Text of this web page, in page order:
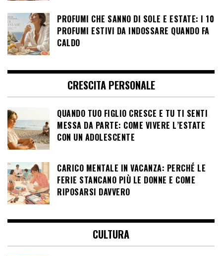
PROFUMI CHE SANNO DI SOLE E ESTATE: I 10
PROFUMI ESTIVI DA INDOSSARE QUANDO FA
CALDO
CRESCITA PERSONALE
QUANDO TUO FIGLIO CRESCE E TU TI SENTI
MESSA DA PARTE: COME VIVERE L’ESTATE
CON UN ADOLESCENTE
CARICO MENTALE IN VACANZA: PERCHÉ LE
FERIE STANCANO PIÙ LE DONNE E COME
RIPOSARSI DAVVERO
CULTURA